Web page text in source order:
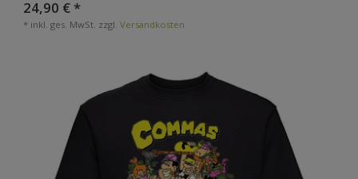
24,90 € *
* inkl. ges. MwSt. zzgl. Versandkosten